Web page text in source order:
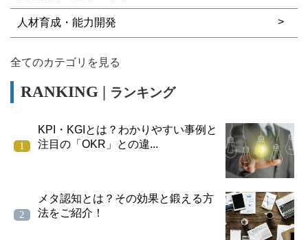
人材育成・能力開発
全てのカテゴリを見る
ランキング
KPI・KGIとは？わかりやすい事例と
注目の「OKR」との違...
メタ認知とは？その効果と鍛える方
法をご紹介！